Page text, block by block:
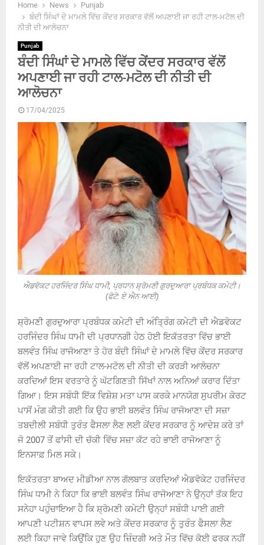
Home News
Punjab
ਬੰਦੀ ਸਿੰਘਾਂ ਦੇ ਮਾਮਲੇ ਵਿੱਚ ਕੇਂਦਰ ਸਰਕਾਰ ਵੱਲੋਂ ਅਪਣਾਈ ਜਾ ਰਹੀ ਟਾਲ-ਮਟੋਲ ਦੀ
ਨੀਤੀ ਦੀ ਆਲੋਚਨਾ
Punjab
ਬੰਦੀ ਸਿੰਘਾਂ ਦੇ ਮਾਮਲੇ ਵਿੱਚ ਕੇਂਦਰ ਸਰਕਾਰ ਵੱਲੋਂ
ਅਪਣਾਈ ਜਾ ਰਹੀ ਟਾਲ-ਮਟੋਲ ਦੀ ਨੀਤੀ ਦੀ
ਆਲੋਚਨਾ
17/04/2025
ਐਡਵੋਕਟ ਹਰਜਿੰਦਰ ਸਿੰਘ ਧਾਮੀ, ਪ੍ਰਧਾਨ ਸ਼੍ਰੋਮਣੀ ਗੁਰਦੁਆਰਾ ਪ੍ਰਬੰਧਕ ਕਮੇਟੀ।
(ਫੋਟੋ: ਏ ਐਨ ਆਈ)
ਸ਼੍ਰੋਮਣੀ ਗੁਰਦੁਆਰਾ ਪ੍ਰਬੰਧਕ ਕਮੇਟੀ ਦੀ ਅੰਤ੍ਰਿੰਗ ਕਮੇਟੀ ਦੀ ਐਡਵੋਕਟ
ਹਰਜਿੰਦਰ ਸਿੰਘ ਧਾਮੀ ਦੀ ਪ੍ਰਧਾਨਗੀ ਹੇਠ ਹੋਈ ਇਕੱਤਰਤਾ ਵਿੱਚ ਭਾਈ
ਬਲਵੰਤ ਸਿੰਘ ਰਾਜੋਆਣਾ ਤੇ ਹੋਰ ਬੰਦੀ ਸਿੰਘਾਂ ਦੇ ਮਾਮਲੇ ਵਿੱਚ ਕੇਂਦਰ ਸਰਕਾਰ
ਵੱਲੋਂ ਅਪਣਾਈ ਜਾ ਰਹੀ ਟਾਲ-ਮਟੋਲ ਦੀ ਨੀਤੀ ਦੀ ਕਰੜੀ ਆਲੋਚਨਾ
ਕਰਦਿਆਂ ਇਸ ਵਰਤਾਰੇ ਨੂੰ ਘੱਟਗਿਣਤੀ ਸਿੱਖਾਂ ਨਾਲ ਅਨਿਆਂ ਕਰਾਰ ਦਿੱਤਾ
ਗਿਆ। ਇਸ ਸਬੰਧੀ ਇੱਕ ਵਿਸ਼ੇਸ਼ ਮਤਾ ਪਾਸ ਕਰਕੇ ਮਾਨਯੋਗ ਸੁਪਰੀਮ ਕੋਰਟ
ਪਾਸੋਂ ਮੰਗ ਕੀਤੀ ਗਈ ਕਿ ਉਹ ਭਾਈ ਬਲਵੰਤ ਸਿੰਘ ਰਾਜੋਆਣਾ ਦੀ ਸਜ਼ਾ
ਤਬਦੀਲੀ ਸਬੰਧੀ ਤੁਰੰਤ ਫੈਸਲਾ ਲੈਣ ਲਈ ਕੇਂਦਰ ਸਰਕਾਰ ਨੂੰ ਆਦੇਸ਼ ਕਰੇ ਤਾਂ
ਜੋ 2007 ਤੋਂ ਫਾਂਸੀ ਦੀ ਚੱਕੀ ਵਿੱਚ ਸਜ਼ਾ ਕੱਟ ਰਹੇ ਭਾਈ ਰਾਜੋਆਣਾ ਨੂੰ
ਇਨਸਾਫ਼ ਮਿਲ ਸਕੇ।
ਇਕੱਤਰਤਾ ਬਾਅਦ ਮੀਡੀਆ ਨਾਲ ਗੱਲਬਾਤ ਕਰਦਿਆਂ ਐਡਵੋਕੇਟ ਹਰਜਿੰਦਰ
ਸਿੰਘ ਧਾਮੀ ਨੇ ਕਿਹਾ ਕਿ ਭਾਈ ਬਲਵੰਤ ਸਿੰਘ ਰਾਜੋਆਣਾ ਨੇ ਉਨ੍ਹਾਂ ਤੱਕ ਇਹ
ਸਨੇਹਾ ਪਹੁੰਚਾਇਆ ਹੈ ਕਿ ਸ਼੍ਰੋਮਣੀ ਕਮੇਟੀ ਉਨ੍ਹਾਂ ਸਬੰਧੀ ਪਾਈ ਗਈ
ਆਪਣੀ ਪਟੀਸ਼ਨ ਵਾਪਸ ਲਵੇ ਅਤੇ ਕੇਂਦਰ ਸਰਕਾਰ ਨੂੰ ਤੁਰੰਤ ਫੈਸਲਾ ਲੈਣ
ਲਈ ਕਿਹਾ ਜਾਵੇ ਕਿਉਂਕਿ ਹੁਣ ਉਹ ਜ਼ਿੰਦਗੀ ਅਤੇ ਮੌਤ ਵਿੱਚ ਕੋਈ ਫਰਕ ਨਹੀਂ